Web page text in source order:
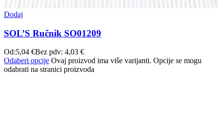
Dodaj
SOL’S Ručnik SO01209
Od:5,04 €Bez pdv: 4,03 €
Odaberi opcije Ovaj proizvod ima više varijanti. Opcije se mogu
odabrati na stranici proizvoda